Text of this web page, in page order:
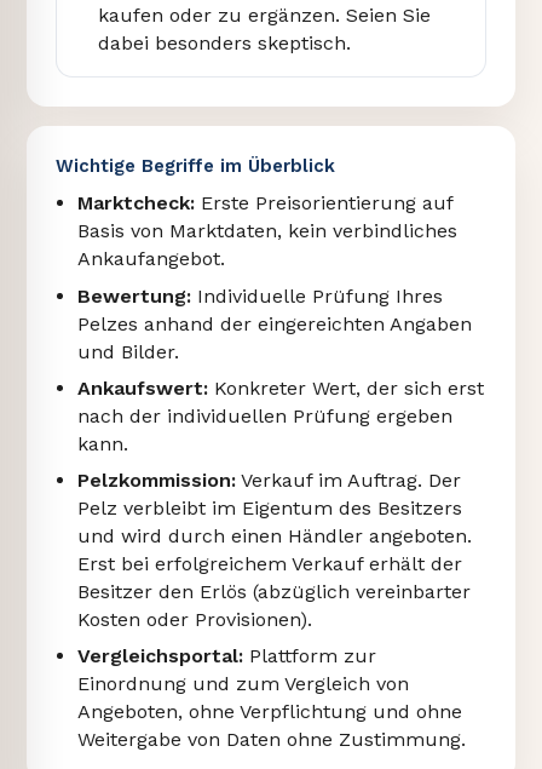
kaufen oder zu ergänzen. Seien Sie
dabei besonders skeptisch.
Wichtige Begriffe im Überblick
Marktcheck: Erste Preisorientierung auf
Basis von Marktdaten, kein verbindliches
Ankaufangebot.
Bewertung: Individuelle Prüfung Ihres
Pelzes anhand der eingereichten Angaben
und Bilder.
Ankaufswert: Konkreter Wert, der sich erst
nach der individuellen Prüfung ergeben
kann.
Pelzkommission: Verkauf im Auftrag. Der
Pelz verbleibt im Eigentum des Besitzers
und wird durch einen Händler angeboten.
Erst bei erfolgreichem Verkauf erhält der
Besitzer den Erlös (abzüglich vereinbarter
Kosten oder Provisionen).
Vergleichsportal: Plattform zur
Einordnung und zum Vergleich von
Angeboten, ohne Verpflichtung und ohne
Weitergabe von Daten ohne Zustimmung.